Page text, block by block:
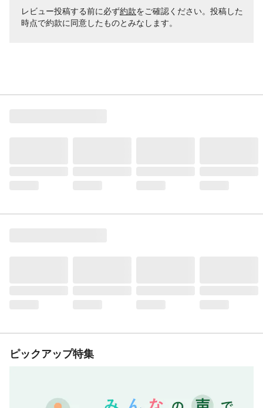
レビュー投稿する前に必ず約款をご確認ください。投稿した
時点で約款に同意したものとみなします。
ピックアップ特集